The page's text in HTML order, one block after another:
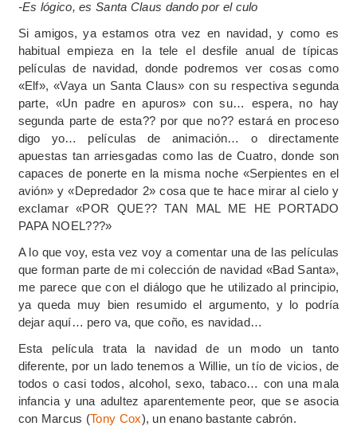
-Es lógico, es Santa Claus dando por el culo
Si amigos, ya estamos otra vez en navidad, y como es
habitual empieza en la tele el desfile anual de típicas
películas de navidad, donde podremos ver cosas como
«Elf», «Vaya un Santa Claus» con su respectiva segunda
parte, «Un padre en apuros» con su… espera, no hay
segunda parte de esta?? por que no?? estará en proceso
digo yo… películas de animación… o directamente
apuestas tan arriesgadas como las de Cuatro, donde son
capaces de ponerte en la misma noche «Serpientes en el
avión» y «Depredador 2» cosa que te hace mirar al cielo y
exclamar «POR QUE?? TAN MAL ME HE PORTADO
PAPA NOEL???»
A lo que voy, esta vez voy a comentar una de las películas
que forman parte de mi colección de navidad «Bad Santa»,
me parece que con el diálogo que he utilizado al principio,
ya queda muy bien resumido el argumento, y lo podría
dejar aquí… pero va, que coño, es navidad…
Esta película trata la navidad de un modo un tanto
diferente, por un lado tenemos a Willie, un tío de vicios, de
todos o casi todos, alcohol, sexo, tabaco… con una mala
infancia y una adultez aparentemente peor, que se asocia
con Marcus (Tony Cox), un enano bastante cabrón.